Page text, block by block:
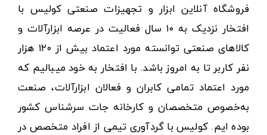
فروشگاه آنلاین ابزار و تجهیزات صنعتی کولیس با
افتخار نزدیک به ۱۰ سال فعالیت در عرصه ابزارآلات و
کالاهای صنعتی توانسته مورد اعتماد بیش از ۱۲۰ هزار
نفر کاربر تا به امروز باشد. با افتخار به خود میبالیم که
مورد اعتماد تمامی کابران و فعالان ابزارآلات، صنعت
به‌خصوص متخصصان و کارخانه جات سرشناس کشور
بوده ایم. کولیس با گردآوری تیمی از افراد متخصص در